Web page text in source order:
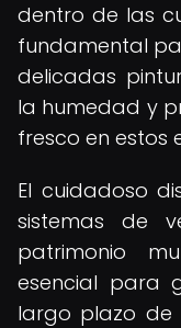
dentro de las
fundamental
delicadas
la humedad y
fresco en estos
El cuidadoso
sistemas de
patrimonio
esencial para
largo plazo de